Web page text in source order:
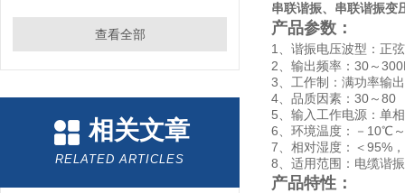
查看全部
相关文章
RELATED ARTICLES
串联谐振、串联谐振变
产品参数：
1、谐振电压波型：正
2、输出频率：30～
3、工作制：满功率输
4、品质因素：30～80
5、输入工作电源：单
6、环境温度：－10℃
7、相对湿度：＜95%
8、适用范围：电缆谐
产品特性：